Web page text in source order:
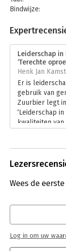
Bindwijze:
Uitgever:
Hoofdrubriek:
Leiderschap in
‘Terechte
Henk Jan
Er is
gebruik van
Zuurbier legt
‘Leiderschap
kwaliteiten van
Wees de
Log in om uw